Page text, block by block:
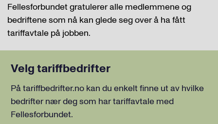
Fellesforbundet gratulerer alle medlemmene og
bedriftene som nå kan glede seg over å ha fått
tariffavtale på jobben.
Velg tariffbedrifter
På tariffbedrifter.no kan du enkelt finne ut av hvilke
bedrifter nær deg som har tariffavtale med
Fellesforbundet.